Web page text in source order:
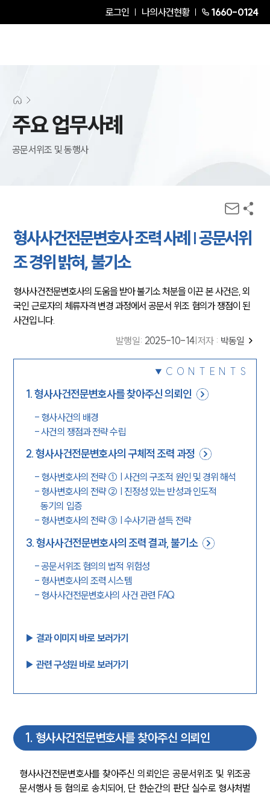
로그인 나의사건현황 1660-0124
주요 업무사례
공문서위조 및 동행사
형사사건전문변호사 조력 사례 | 공문서위
조 경위 밝혀, 불기소
형사사건전문변호사의 도움을 받아 불기소 처분을 이끈 본 사건은, 외
국인 근로자의 체류자격 변경 과정에서 공문서 위조 혐의가 쟁점이 된
사건입니다.
발행일: 2025-10-14 저자 : 박동일
CONTENTS
1.형사사건전문변호사를 찾아주신 의뢰인
- 형사사건의 배경
-사건의 쟁점과 전략 수립
2.형사사건전문변호사의 구체적 조력 과정
- 형사변호사의 전략 ① | 사건의 구조적 원인 및 경위 해석
- 형사변호사의 전략 ② | 진정성 있는 반성과 인도적
동기의 입증
- 형사변호사의 전략 ③ | 수사기관 설득 전략
3.형사사건전문변호사의 조력 결과, 불기소
-공문서위조 혐의의 법적 위험성
- 형사변호사의 조력 시스템
- 형사사건전문변호사의 사건 관련 FAQ
▶︎ 결과 이미지 바로 보러가기
▶︎ 관련 구성원 바로 보러가기
1. 형사사건전문변호사를 찾아주신 의뢰인
형사사건전문변호사를 찾아주신 의뢰인은 공문서위조 및 위조공
문서행사 등 혐의로 송치되어, 단 한순간의 판단 실수로 형사처벌